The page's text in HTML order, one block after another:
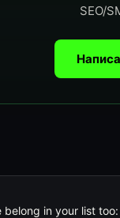
SEO/
in your list